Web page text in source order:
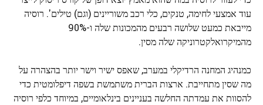
עוד אמצעי לחימה, טנקים, כלי רכב משוריינים (וגם) טילים'. רוסיה
מייבאת כמעט שלושה רבעים מהמכונות שלה ו-90%
מהמיקרואלקטרוניקה שלה מסין.
כמנהיג המחנה הרדיקלי במערב, שאפס ישיר וישר יותר בהצהרה על
מה שסין מתחייבת. ארצות הברית משתמשת בשפה דיפלומטית כדי
להסוות את עמדתה החלשה בעניינים בינלאומיים, במיוחד כלפי רוסיה